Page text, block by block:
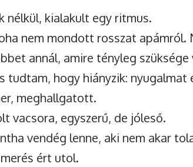
nélkül, kialakult egy ritmus.
nem mondott rosszat apámról.
annál, amire tényleg
tudtam, hogy hiányzik: nyugalmat
meghallgatott.
vacsora, egyszerű, de jóleső.
vendég lenne, aki nem akar
ért utol.